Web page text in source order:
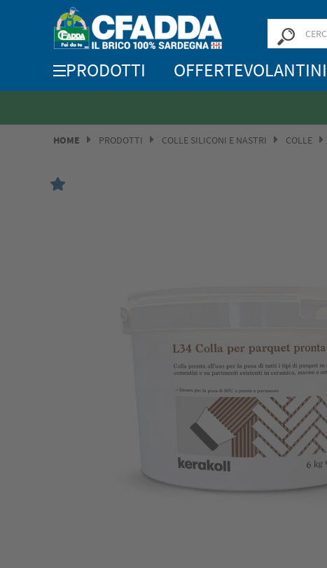
PRODOTTI OFFERTEVOLANTINI
HOME PRODOTTI COLLE SILICONI E NASTRI COLLE